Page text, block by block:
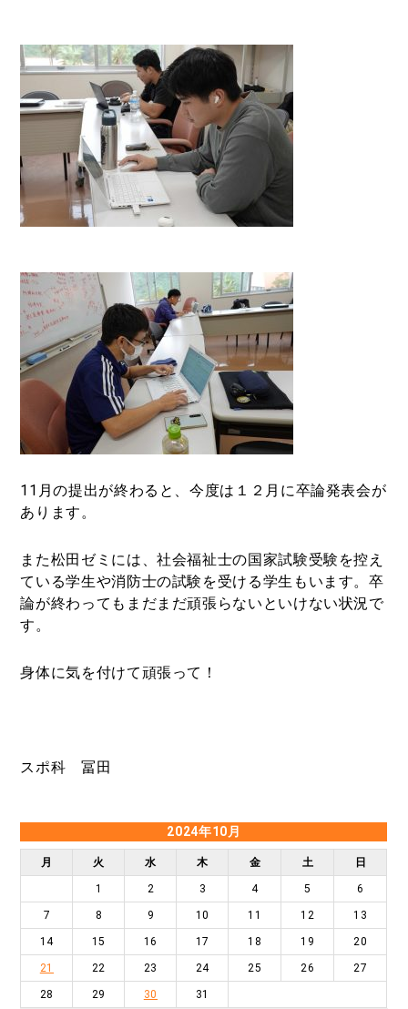
11月の提出が終わると、今度は１２月に卒論発表会が
あります。
また松田ゼミには、社会福祉士の国家試験受験を控え
ている学生や消防士の試験を受ける学生もいます。卒
論が終わってもまだまだ頑張らないといけない状況で
す。
身体に気を付けて頑張って！
スポ科 冨田
2024年10月
月 火 水 木 金 土 日
1 2 3 4 5 6
7 8 9 10 11 12 13
14 15 16 17 18 19 20
21 22 23 24 25 26 27
28 29 30 31